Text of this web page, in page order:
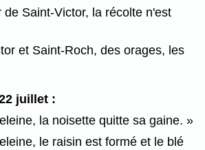
de Saint-Victor, la récolte n'est
et Saint-Roch, des orages, les
juillet :
la noisette quitte sa gaine.
le raisin est formé et le blé